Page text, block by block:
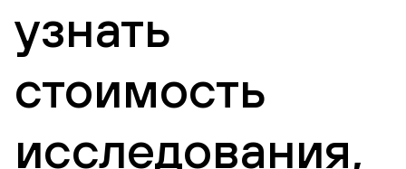
узнать
стоимость
исследования,